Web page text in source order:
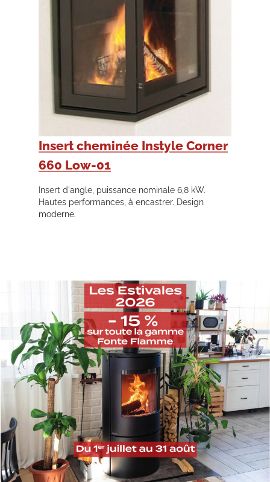
Insert cheminée Instyle Corner
660 Low-01
Insert d'angle, puissance nominale 6,8 kW.
Hautes performances, à encastrer. Design
moderne.